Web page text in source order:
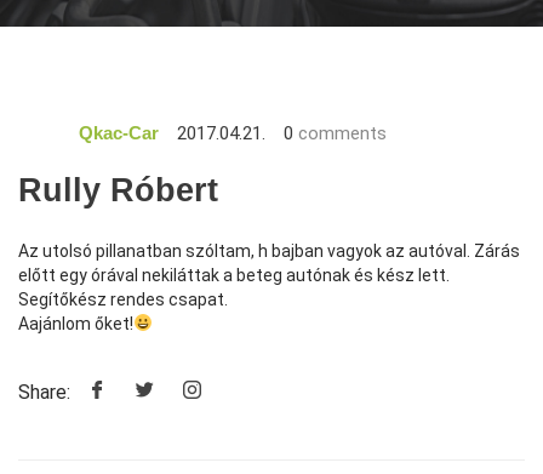
Qkac-Car 2017.04.21. 0 comments
Rully Róbert
Az utolsó pillanatban szóltam, h bajban vagyok az autóval. Zárás
előtt egy órával nekiláttak a beteg autónak és kész lett.
Segítőkész rendes csapat.
Aajánlom őket!
Share: